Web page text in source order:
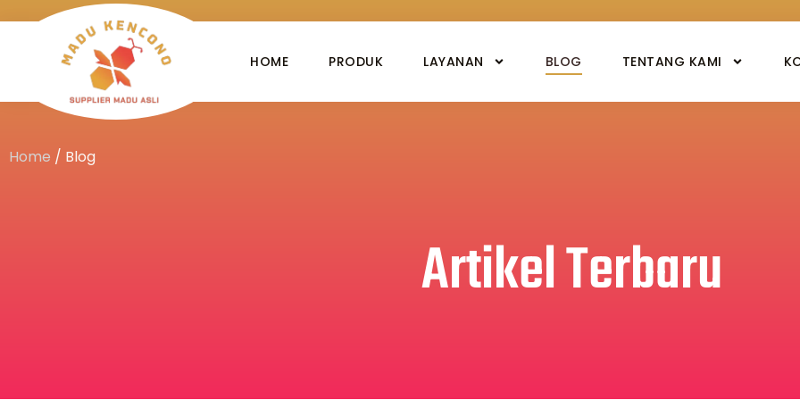
HOME PRODUK LAYANAN BLOG TENTANG KAMI
Home / Blog
Artikel Terbaru